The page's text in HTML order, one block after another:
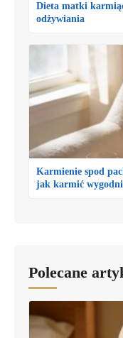
Dieta matki
odżywiania
Karmienie spod
jak karmić
Polecane